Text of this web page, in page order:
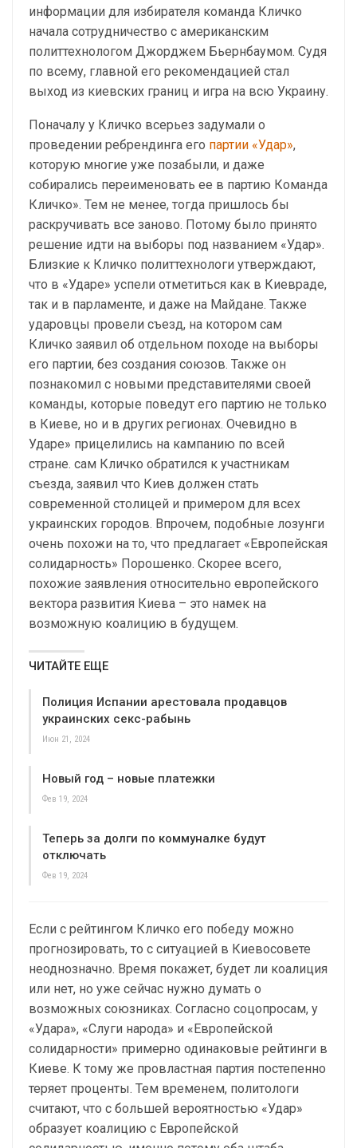
информации для избирателя команда Кличко
начала сотрудничество с американским
политтехнологом Джорджем Бьернбаумом. Судя
по всему, главной его рекомендацией стал
выход из киевских границ и игра на всю Украину.
Поначалу у Кличко всерьез задумали о
проведении ребрендинга его партии «Удар»,
которую многие уже позабыли, и даже
собирались переименовать ее в партию Команда
Кличко». Тем не менее, тогда пришлось бы
раскручивать все заново. Потому было принято
решение идти на выборы под названием «Удар».
Близкие к Кличко политтехнологи утверждают,
что в «Ударе» успели отметиться как в Киевраде,
так и в парламенте, и даже на Майдане. Также
ударовцы провели съезд, на котором сам
Кличко заявил об отдельном походе на выборы
его партии, без создания союзов. Также он
познакомил с новыми представителями своей
команды, которые поведут его партию не только
в Киеве, но и в других регионах. Очевидно в
Ударе» прицелились на кампанию по всей
стране. сам Кличко обратился к участникам
съезда, заявил что Киев должен стать
современной столицей и примером для всех
украинских городов. Впрочем, подобные лозунги
очень похожи на то, что предлагает «Европейская
солидарность» Порошенко. Скорее всего,
похожие заявления относительно европейского
вектора развития Киева – это намек на
возможную коалицию в будущем.
ЧИТАЙТЕ ЕЩЕ
Полиция Испании арестовала продавцов
украинских секс-рабынь
Июн 21, 2024
Новый год – новые платежки
Фев 19, 2024
Теперь за долги по коммуналке будут
отключать
Фев 19, 2024
Если с рейтингом Кличко его победу можно
прогнозировать, то с ситуацией в Киевосовете
неоднозначно. Время покажет, будет ли коалиция
или нет, но уже сейчас нужно думать о
возможных союзниках. Согласно соцопросам, у
«Удара», «Слуги народа» и «Европейской
солидарности» примерно одинаковые рейтинги в
Киеве. К тому же провластная партия постепенно
теряет проценты. Тем временем, политологи
считают, что с большей вероятностью «Удар»
образует коалицию с Европейской